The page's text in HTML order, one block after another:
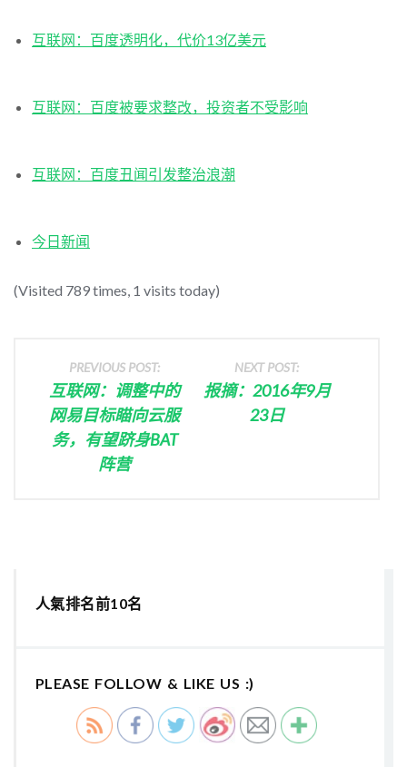
互联网：百度透明化，代价13亿美元
互联网：百度被要求整改，投资者不受影响
互联网：百度丑闻引发整治浪潮
今日新闻
(Visited 789 times, 1 visits today)
PREVIOUS POST:
互联网：调整中的
网易目标瞄向云服
务，有望跻身BAT
阵营
NEXT POST:
报摘：2016年9月
23日
人氣排名前10名
PLEASE FOLLOW & LIKE US :)